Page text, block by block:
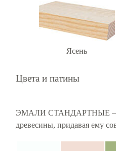
Ясень
Цвета и патины
ЭМАЛИ СТАНДАРТНЫЕ –
древесины, придавая ему